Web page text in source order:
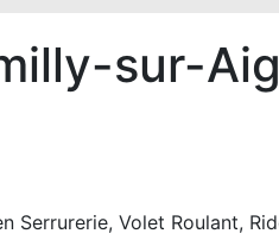
sur-
Volet Roulant,